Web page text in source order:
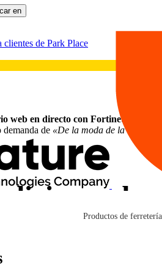
en
clientes de Park Place
Productos de ferretería
web en directo con Fortinet?
de «De la moda de la IA a la
de
de